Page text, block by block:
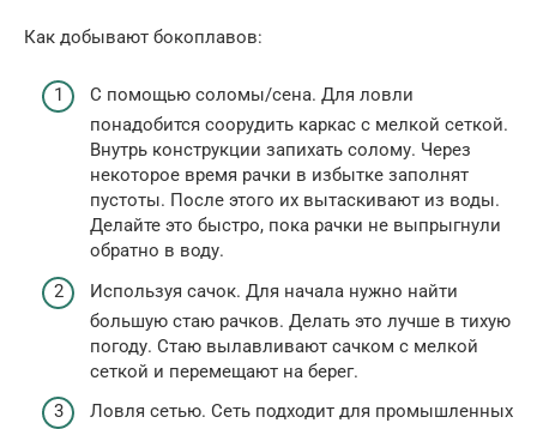
Как добывают бокоплавов:
С помощью соломы/сена. Для ловли
понадобится соорудить каркас с мелкой сеткой.
Внутрь конструкции запихать солому. Через
некоторое время рачки в избытке заполнят
пустоты. После этого их вытаскивают из воды.
Делайте это быстро, пока рачки не выпрыгнули
обратно в воду.
Используя сачок. Для начала нужно найти
большую стаю рачков. Делать это лучше в тихую
погоду. Стаю вылавливают сачком с мелкой
сеткой и перемещают на берег.
Ловля сетью. Сеть подходит для промышленных